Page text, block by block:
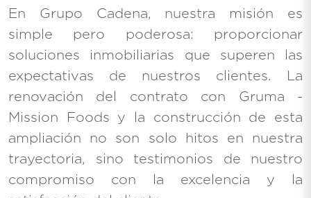
En Grupo Cadena, nuestra misión es
simple pero poderosa: proporcionar
soluciones inmobiliarias que superen las
expectativas de nuestros clientes. La
renovación del contrato con Gruma -
Mission Foods y la construcción de esta
ampliación no son solo hitos en nuestra
trayectoria, sino testimonios de nuestro
compromiso con la excelencia y la